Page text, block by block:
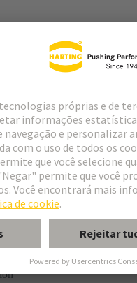
see data sheet of the